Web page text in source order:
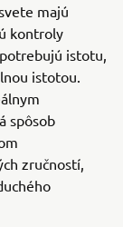
majú
kontroly
istotu,
istotou.
spôsob
zručností,